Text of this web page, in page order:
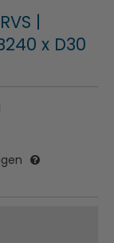
|
x D30